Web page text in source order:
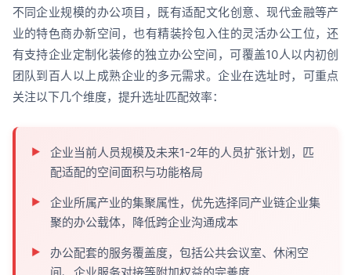
不同企业规模的办公项目，既有适配文化创意、现代金融等产
业的特色商办新空间，也有精装拎包入住的灵活办公工位，还
有支持企业定制化装修的独立办公空间，可覆盖10人以内初创
团队到百人以上成熟企业的多元需求。企业在选址时，可重点
关注以下几个维度，提升选址匹配效率：
企业当前人员规模及未来1-2年的人员扩张计划，匹
配适配的空间面积与功能格局
企业所属产业的集聚属性，优先选择同产业链企业集
聚的办公载体，降低跨企业沟通成本
办公配套的服务覆盖度，包括公共会议室、休闲空